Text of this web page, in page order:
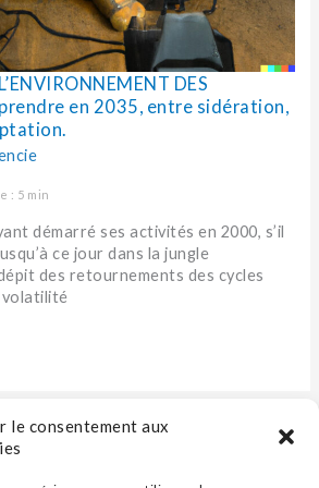
le consentement aux
DES
en 2035, entre sidération,
: 5 min
démarré ses activités en 2000, s’il
ce jour dans la jungle
des retournements des cycles
volatilité